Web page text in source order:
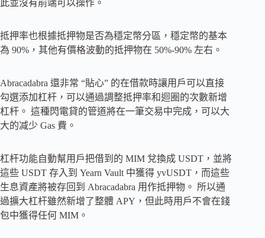
此並沒有前端可以操作。
抵押率也根據抵押物是否為穩定幣分區，穩定幣的基本
為 90%，其他有價格波動的抵押物在 50%-90% 左右。
Abracadabra 還非常 “貼心” 的在借款時讓用戶可以直接
勾選添加杠杆，可以通過調整抵押率和迴圈的次數新增
杠杆。 這種閃電貸的管道將在一筆交易中完成，可以大
大的减少 Gas 費。
杠杆功能自動幫用戶把借到的 MIM 兌換成 USDT，並將
這些 USDT 存入到 Yearn Vault 中獲得 yvUSDT，而這些
生息資產將被存回到 Abracadabra 用作抵押物。 所以通
過擴大杠杆雖然新增了整體 APY，但此時用戶不會在錢
包中獲得任何 MIM。